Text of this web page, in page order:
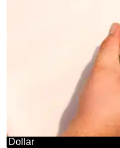
Dollar